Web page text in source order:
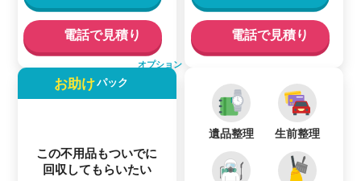
電話で見積り 電話で見積り
お助けパック
この不用品もついでに
回収してもらいたい
オプション
遺品整理 生前整理